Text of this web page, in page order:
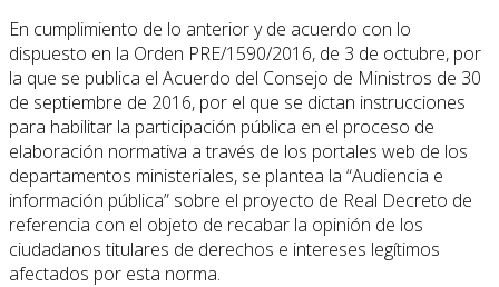
En cumplimiento de lo anterior y de acuerdo con lo
dispuesto en la Orden PRE/1590/2016, de 3 de octubre, por
la que se publica el Acuerdo del Consejo de Ministros de 30
de septiembre de 2016, por el que se dictan instrucciones
para habilitar la participación pública en el proceso de
elaboración normativa a través de los portales web de los
departamentos ministeriales, se plantea la “Audiencia e
información pública” sobre el proyecto de Real Decreto de
referencia con el objeto de recabar la opinión de los
ciudadanos titulares de derechos e intereses legítimos
afectados por esta norma.